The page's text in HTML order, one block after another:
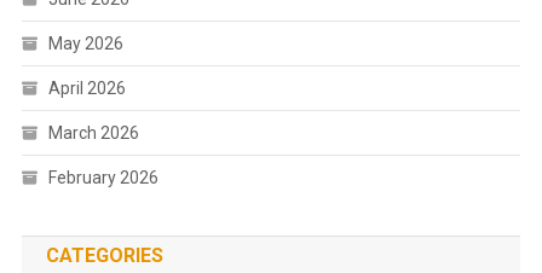
May 2026
April 2026
March 2026
February 2026
CATEGORIES